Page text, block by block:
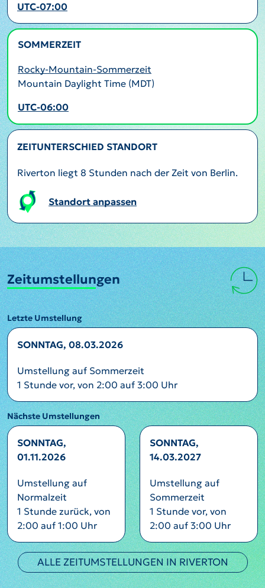
UTC-07:00
SOMMERZEIT
Rocky-Mountain-Sommerzeit
Mountain Daylight Time (MDT)
UTC-06:00
ZEITUNTERSCHIED STANDORT
Riverton liegt 8 Stunden nach der Zeit von Berlin.
Standort anpassen
Zeitumstellungen
Letzte Umstellung
SONNTAG, 08.03.2026
Umstellung auf Sommerzeit
1 Stunde vor, von 2:00 auf 3:00 Uhr
Nächste Umstellungen
SONNTAG,
01.11.2026
Umstellung auf
Normalzeit
1 Stunde zurück, von
2:00 auf 1:00 Uhr
SONNTAG,
14.03.2027
Umstellung auf
Sommerzeit
1 Stunde vor, von
2:00 auf 3:00 Uhr
ALLE ZEITUMSTELLUNGEN IN RIVERTON